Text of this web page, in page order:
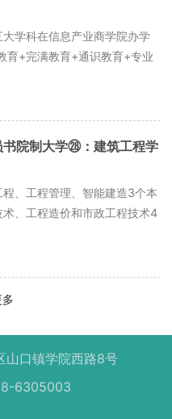
学科在信息产业商学院办学
育+完满教育+通识教育+专业
院制大学㉘：建筑工程学
、工程管理、智能建造3个本
、工程造价和市政工程技术4
山口镇学院西路8号
6305003